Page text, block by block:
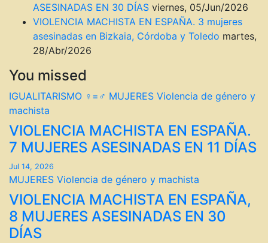
ASESINADAS EN 30 DÍAS viernes, 05/Jun/2026
VIOLENCIA MACHISTA EN ESPAÑA. 3 mujeres
asesinadas en Bizkaia, Córdoba y Toledo martes,
28/Abr/2026
You missed
IGUALITARISMO ♀=♂ MUJERES Violencia de género y
machista
VIOLENCIA MACHISTA EN ESPAÑA.
7 MUJERES ASESINADAS EN 11 DÍAS
Jul 14, 2026
MUJERES Violencia de género y machista
VIOLENCIA MACHISTA EN ESPAÑA,
8 MUJERES ASESINADAS EN 30
DÍAS